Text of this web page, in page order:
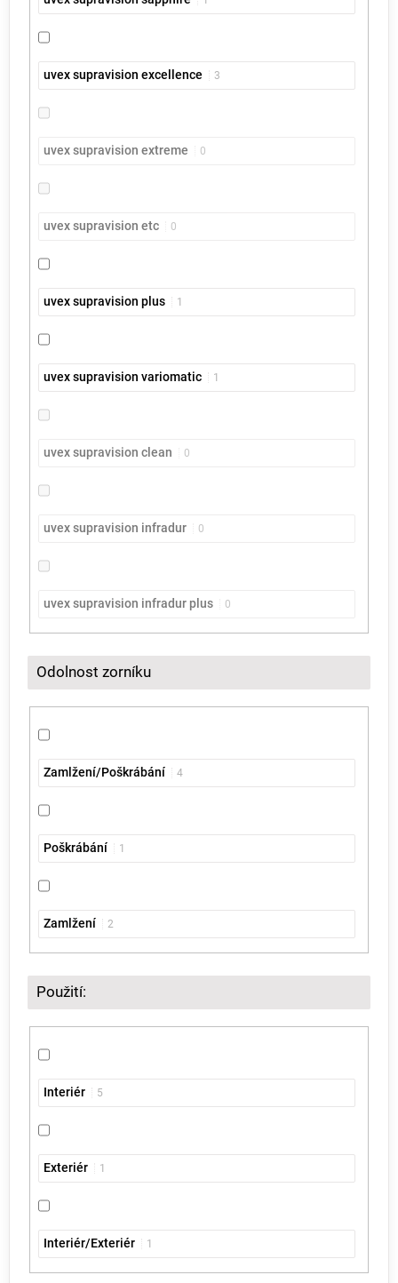
uvex supravision excellence 3
uvex supravision extreme 0
uvex supravision etc 0
uvex supravision plus 1
uvex supravision variomatic 1
uvex supravision clean 0
uvex supravision infradur 0
uvex supravision infradur plus 0
Odolnost zorníku
Zamlžení/Poškrábání 4
Poškrábání 1
Zamlžení 2
Použití:
Interiér 5
Exteriér 1
Interiér/Exteriér 1